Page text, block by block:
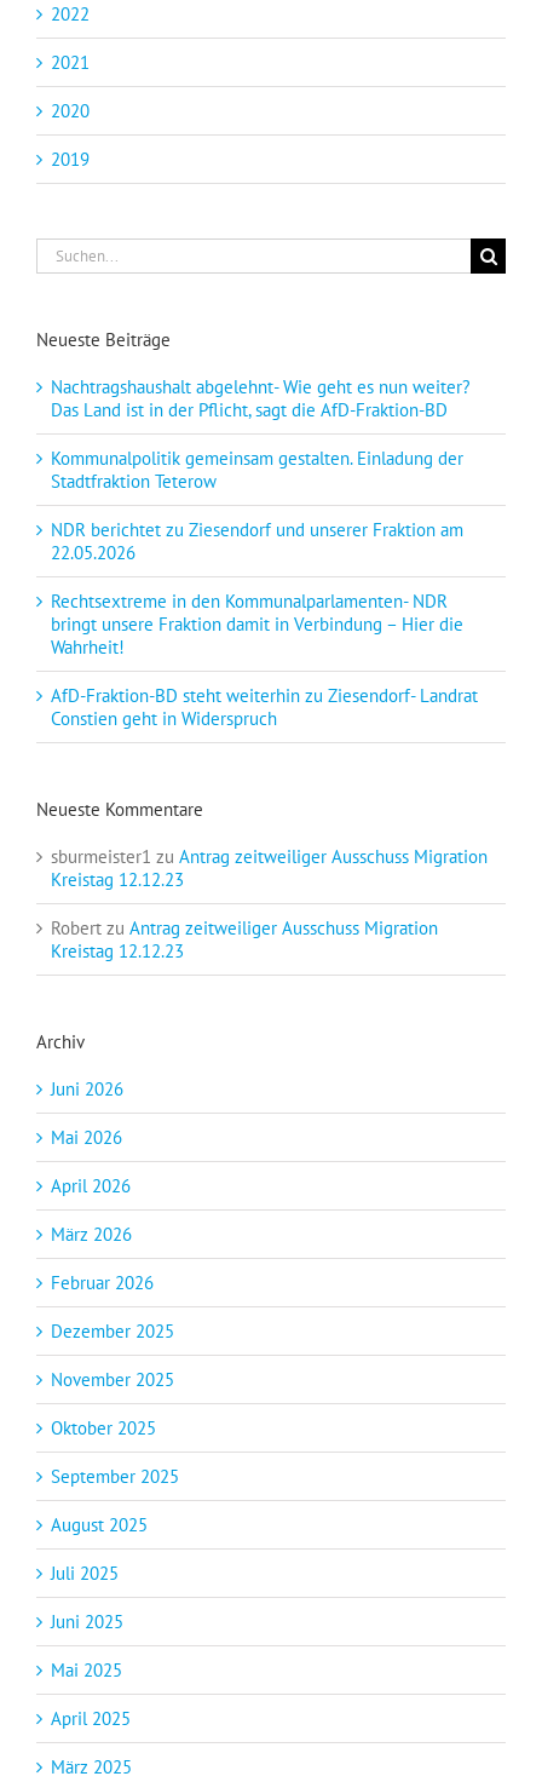
2022
2021
2020
2019
Suche
nach:
Neueste Beiträge
Nachtragshaushalt abgelehnt- Wie geht es nun weiter?
Das Land ist in der Pflicht, sagt die AfD-Fraktion-BD
Kommunalpolitik gemeinsam gestalten. Einladung der
Stadtfraktion Teterow
NDR berichtet zu Ziesendorf und unserer Fraktion am
22.05.2026
Rechtsextreme in den Kommunalparlamenten- NDR
bringt unsere Fraktion damit in Verbindung – Hier die
Wahrheit!
AfD-Fraktion-BD steht weiterhin zu Ziesendorf- Landrat
Constien geht in Widerspruch
Neueste Kommentare
sburmeister1 zu Antrag zeitweiliger Ausschuss Migration
Kreistag 12.12.23
Robert zu Antrag zeitweiliger Ausschuss Migration
Kreistag 12.12.23
Archiv
Juni 2026
Mai 2026
April 2026
März 2026
Februar 2026
Dezember 2025
November 2025
Oktober 2025
September 2025
August 2025
Juli 2025
Juni 2025
Mai 2025
April 2025
März 2025